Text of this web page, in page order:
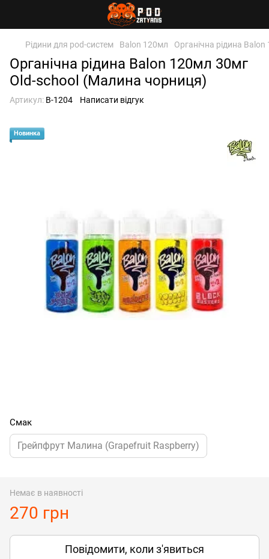
Рідини для pod-систем Balon 120мл Органічна рідина
Органічна рідина Balon 120мл 30мг
Old-school (Малина чорниця)
Артикул: B-1204 Написати відгук
Новинка
Смак
Грейпфрут Малина (Grapefruit Raspberry)
Немає в наявності
270 грн
Повідомити, коли з'явиться